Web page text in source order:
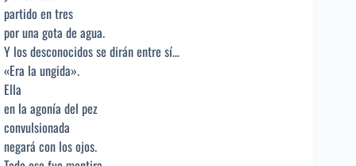
partido en tres
por una gota de agua.
Y los desconocidos se dirán entre sí…
«Era la ungida».
Ella
en la agonía del pez
convulsionada
negará con los ojos.